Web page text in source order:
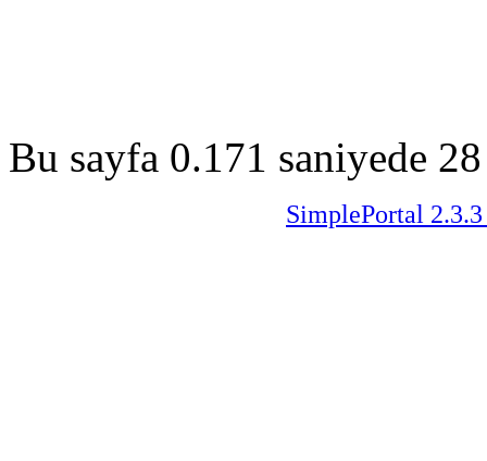
Bu sayfa 0.171 saniyede
SimplePortal